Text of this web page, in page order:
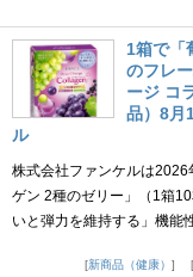
1箱で「
のフレ
ージ コ
品）8月
ル
株式会社ファンケルは
ゲン 2種のゼリー」（1箱
いと弾力を維持する」機
新商品（健康）